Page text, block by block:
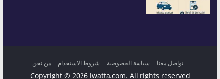
تواصل معنا سياسة الخصوصية شروط الاستخدام من نحن
Copyright © 2026 lwatta.com. All rights reserved